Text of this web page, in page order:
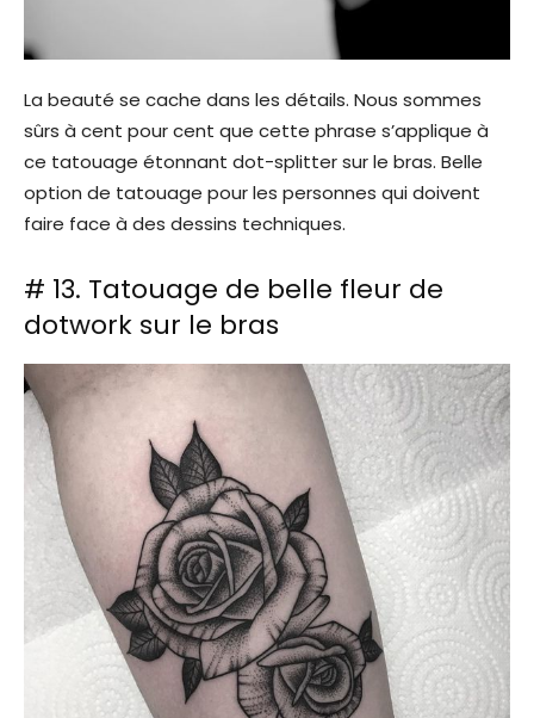
La beauté se cache dans les détails. Nous sommes
sûrs à cent pour cent que cette phrase s’applique à
ce tatouage étonnant dot-splitter sur le bras. Belle
option de tatouage pour les personnes qui doivent
faire face à des dessins techniques.
# 13. Tatouage de belle fleur de
dotwork sur le bras